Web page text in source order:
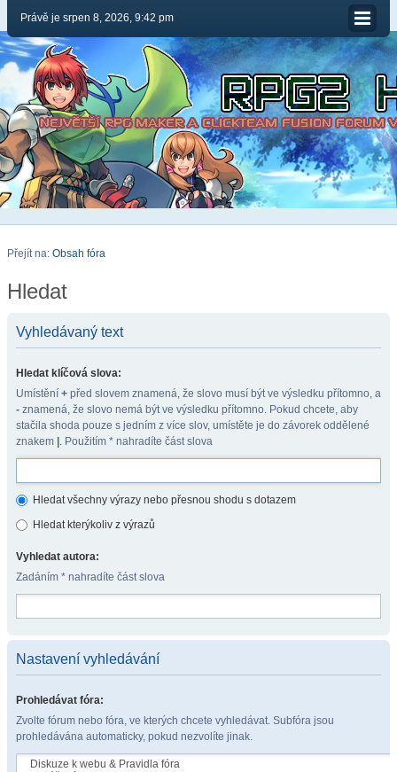
Právě je srpen 8, 2026, 9:42 pm
Přejít na: Obsah fóra
Hledat
Vyhledávaný text
Hledat klíčová slova:
Umístění + před slovem znamená, že slovo musí být ve výsledku přítomno, a
- znamená, že slovo nemá být ve výsledku přítomno. Pokud chcete, aby
stačila shoda pouze s jedním z více slov, umístěte je do závorek oddělené
znakem . Použitím * nahradíte část slova
Hledat všechny výrazy nebo přesnou shodu s dotazem
Hledat kterýkoliv z výrazů
Vyhledat autora:
Zadáním * nahradíte část slova
Nastavení vyhledávání
Prohledávat fóra:
Zvolte fórum nebo fóra, ve kterých chcete vyhledávat. Subfóra jsou
prohledávána automaticky, pokud nezvolíte jinak.